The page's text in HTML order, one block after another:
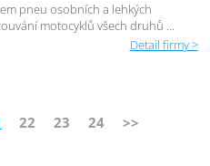
pneu osobních a lehkých
motocyklů všech druhů ...
Detail firmy >
22 23 24 >>